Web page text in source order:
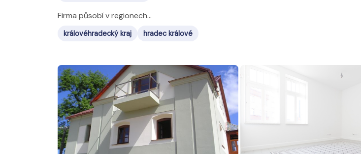
Firma působí v regionech...
královéhradecký kraj hradec králové